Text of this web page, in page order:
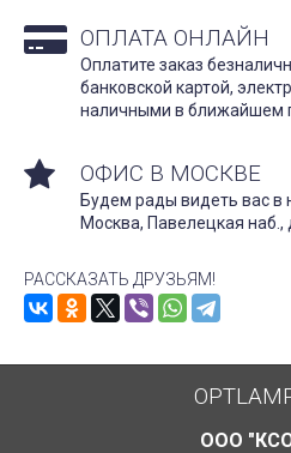
ОПЛАТА ОНЛАЙН
Оплатите заказ
банковской картой,
наличными в ближайшем
ОФИС В МОСКВЕ
Будем рады видеть вас в
Москва, Павелецкая наб.,
РАССКАЗАТЬ ДРУЗЬЯМ!
ООО